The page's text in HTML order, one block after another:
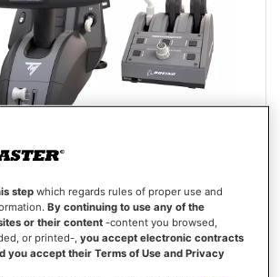
YOKE PACK BOEING EDITION
step which regards rules of proper use and
By continuing to use any of the
or their content -content you browsed,
or printed-,you accept electronic contracts
you accept their Terms of Use and Privacy